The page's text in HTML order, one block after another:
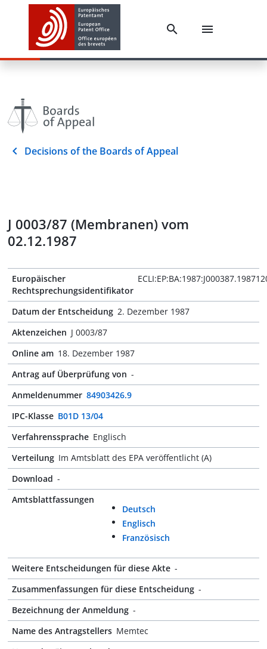
Decisions of the Boards of Appeal
J 0003/87 (Membranen) vom
02.12.1987
Europäischer
Rechtsprechungsidentifikator
Datum der Entscheidung 2. Dezember 1987
Aktenzeichen J 0003/87
Online am 18. Dezember 1987
Antrag auf Überprüfung von -
Anmeldenummer 84903426.9
IPC-Klasse B01D 13/04
Verfahrenssprache Englisch
Verteilung Im Amtsblatt des EPA veröffentlicht (A)
Download -
Amtsblattfassungen
Deutsch
Englisch
Französisch
Weitere Entscheidungen für diese Akte -
Zusammenfassungen für diese Entscheidung -
Bezeichnung der Anmeldung -
Name des Antragstellers Memtec